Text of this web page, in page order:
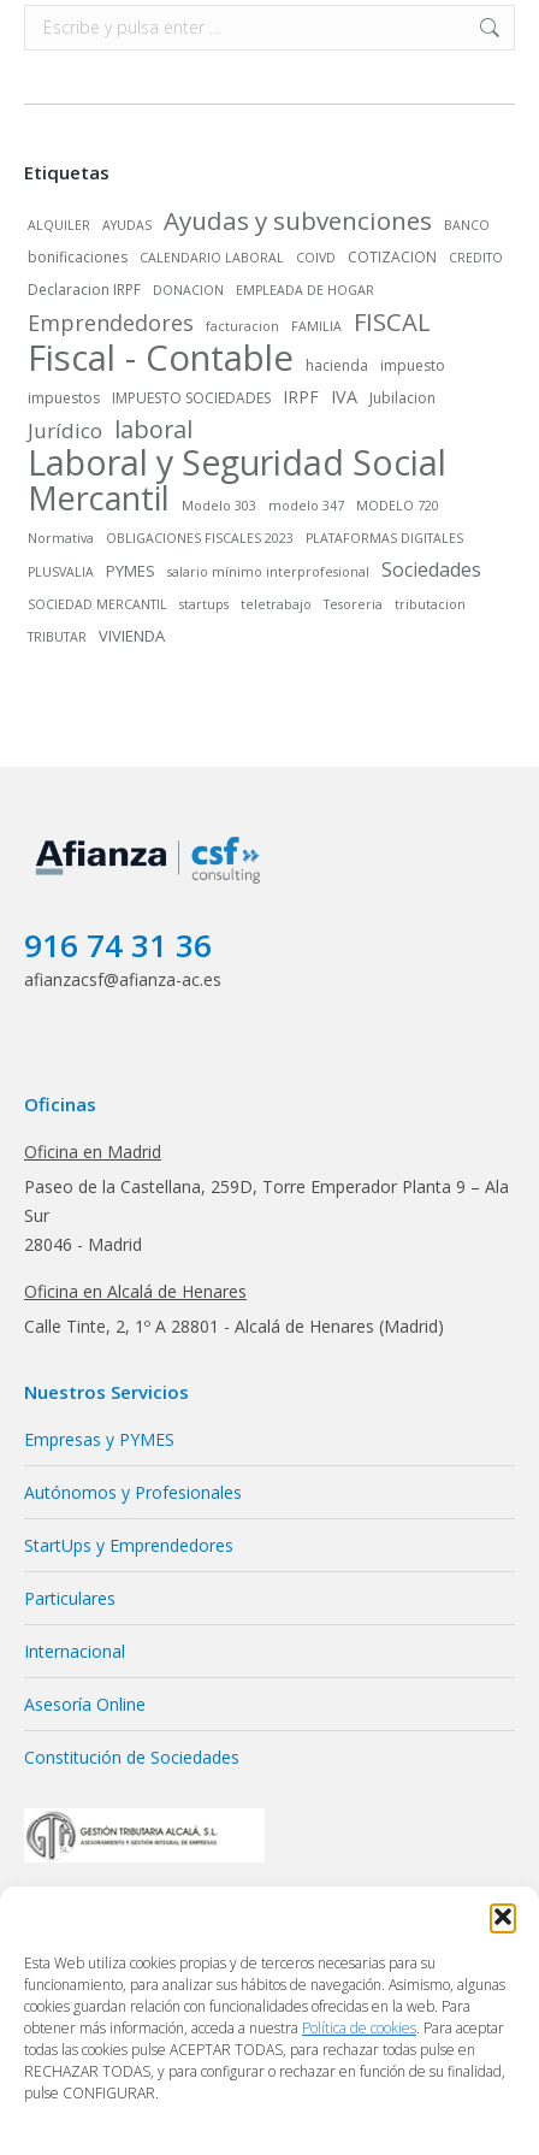
Esta Web utiliza cookies propias y de terceros necesarias para su
funcionamiento, para analizar sus hábitos de navegación. Asimismo, algunas
cookies guardan relación con funcionalidades ofrecidas en la web. Para
obtener más información, acceda a nuestra Política de cookies. Para aceptar
todas las cookies pulse ACEPTAR TODAS, para rechazar todas pulse en
RECHAZAR TODAS, y para configurar o rechazar en función de su finalidad,
pulse CONFIGURAR.
Buscar:
Etiquetas
ALQUILER AYUDAS Ayudas y subvenciones BANCO
bonificaciones CALENDARIO LABORAL COIVD COTIZACION CREDITO
Declaracion IRPF DONACION EMPLEADA DE HOGAR
Emprendedores facturacion FAMILIA FISCAL
Fiscal - Contable hacienda
impuesto
impuestos
IMPUESTO SOCIEDADES IRPF IVA Jubilacion
Jurídico laboral
Laboral y Seguridad Social
Mercantil Modelo 303 modelo 347
MODELO 720
Normativa
OBLIGACIONES FISCALES 2023
PLATAFORMAS DIGITALES
PLUSVALIA
PYMES salario mínimo interprofesional Sociedades
SOCIEDAD MERCANTIL startups teletrabajo Tesoreria
tributacion
TRIBUTAR
VIVIENDA
916 74 31 36
afianzacsf@afianza-ac.es
Oficinas
Oficina en Madrid
Paseo de la Castellana, 259D, Torre Emperador Planta 9 – Ala
Sur
28046 - Madrid
Oficina en Alcalá de Henares
Calle Tinte, 2, 1º A 28801 - Alcalá de Henares (Madrid)
Nuestros Servicios
Empresas y PYMES
Autónomos y Profesionales
StartUps y Emprendedores
Particulares
Internacional
Asesoría Online
Constitución de Sociedades